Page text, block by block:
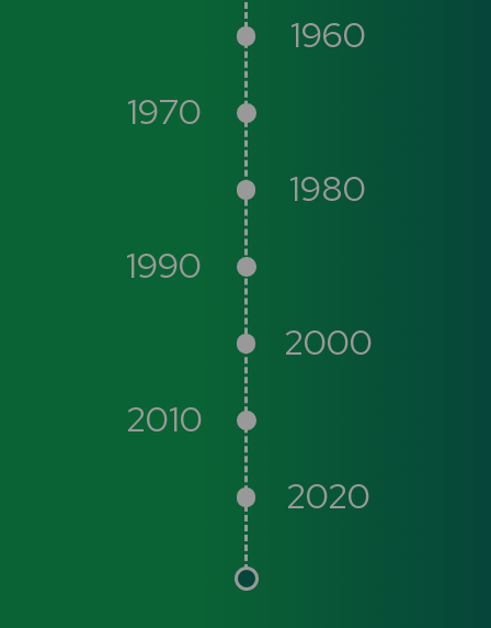
1960
1970
1980
1990
2000
2010
2020